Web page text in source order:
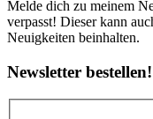
Melde dich zu meinem
verpasst! Dieser kann
Neuigkeiten beinhalten.
Newsletter bestellen!